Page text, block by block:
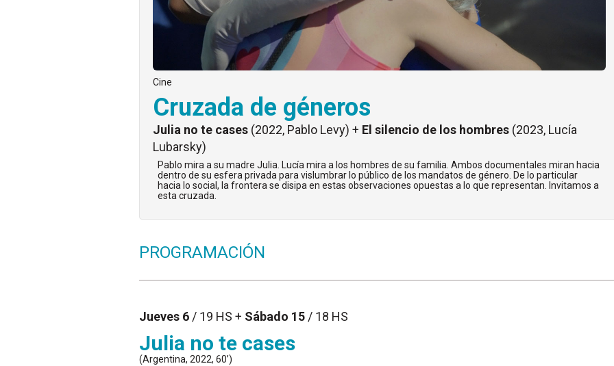
Cine
Cruzada de géneros
Julia no te cases(2022, Pablo Levy) + El silencio de los hombres(2023, Lucía
Lubarsky)
Pablo mira a su madre Julia. Lucía mira a los hombres de su familia. Ambos documentales miran hacia
dentro de su esfera privada para vislumbrar lo público de los mandatos de género. De lo particular
hacia lo social, la frontera se disipa en estas observaciones opuestas a lo que representan. Invitamos a
esta cruzada.
PROGRAMACIÓN
Jueves 6/ 19 HS + Sábado 15/ 18 HS
Julia no te cases
(Argentina, 2022, 60’)